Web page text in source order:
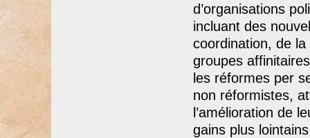
d’organisations
incluant des
coordination, de
groupes
les réformes per
non réformistes,
l’amélioration de
gains plus